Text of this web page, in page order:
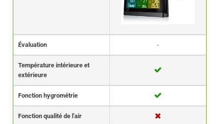
Évaluation -
Température intérieure et
extérieure
Fonction hygrométrie
Fonction qualité de l'air